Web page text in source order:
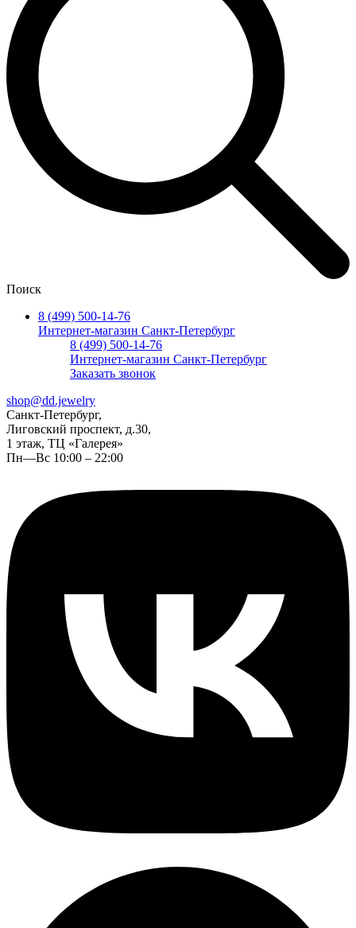
Поиск
8 (499) 500-14-76
Интернет-магазин Санкт-Петербург
8 (499) 500-14-76
Интернет-магазин Санкт-Петербург
Заказать звонок
shop@dd.jewelry
Санкт-Петербург,
Лиговский проспект, д.30,
1 этаж, ТЦ «Галерея»
Пн—Вс 10:00 – 22:00